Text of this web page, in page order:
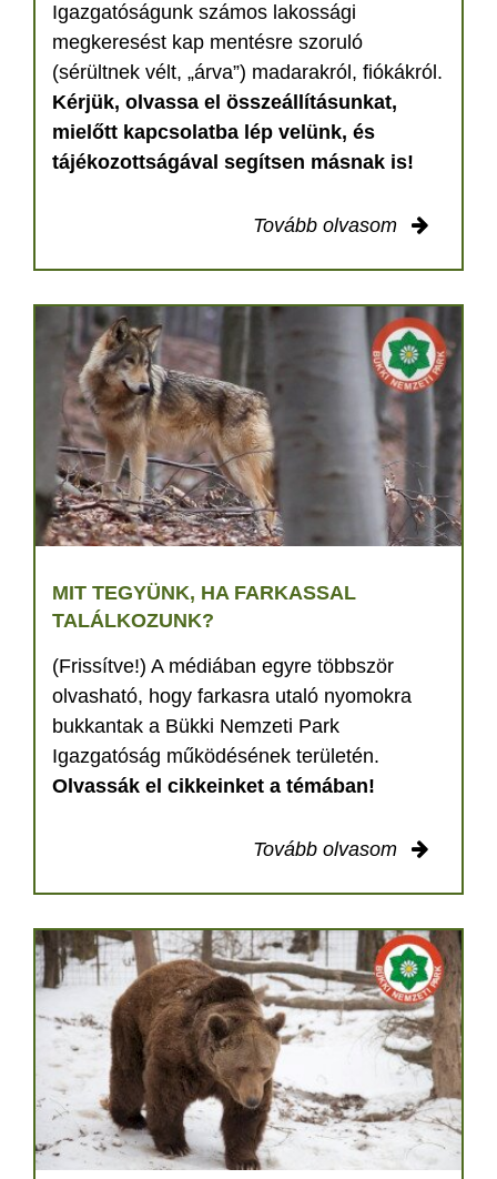
Igazgatóságunk számos lakossági
megkeresést kap mentésre szoruló
(sérültnek vélt, „árva”) madarakról, fiókákról.
Kérjük, olvassa el összeállításunkat,
mielőtt kapcsolatba lép velünk, és
tájékozottságával segítsen másnak is!
Tovább olvasom
MIT TEGYÜNK, HA FARKASSAL
TALÁLKOZUNK?
(Frissítve!) A médiában egyre többször
olvasható, hogy farkasra utaló nyomokra
bukkantak a Bükki Nemzeti Park
Igazgatóság működésének területén.
Olvassák el cikkeinket a témában!
Tovább olvasom